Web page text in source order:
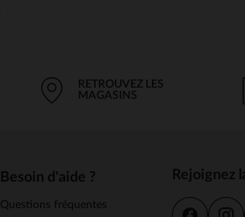
RETROUVEZ LES
MAGASINS
Besoin d'aide ?
Questions fréquentes
Rejoignez